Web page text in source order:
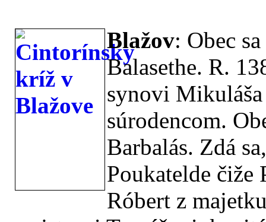
Blažov: Obec
Balasethe. R.
synovi
súrodencom.
Barbalás. Zdá
Poukatelde
Róbert z